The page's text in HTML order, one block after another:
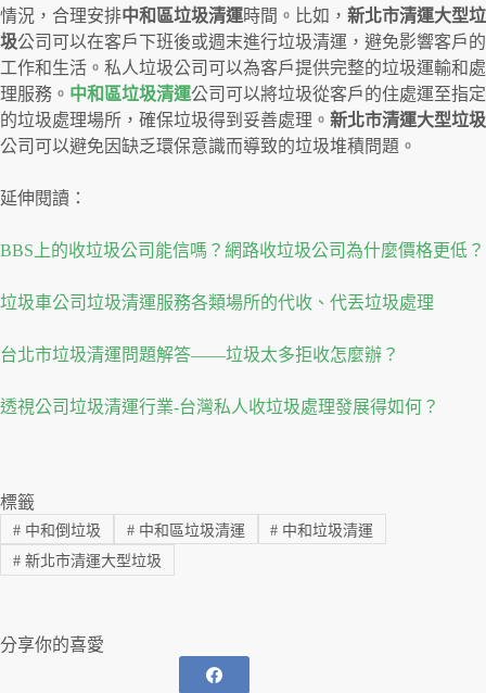
情況，合理安排中和區垃圾清運時間。比如， 新北市清運大型垃
圾公司可以在客戶下班後或週末進行垃圾清運，避免影響客戶的
工作和生活。私人垃圾公司可以為客戶提供完整的垃圾運輸和處
理服務。 中和區垃圾清運公司可以將垃圾從客戶的住處運至指定
的垃圾處理場所，確保垃圾得到妥善處理。 新北市清運大型垃圾
公司可以避免因缺乏環保意識而導致的垃圾堆積問題。
延伸閱讀：
BBS上的收垃圾公司能信嗎？網路收垃圾公司為什麼價格更低？
垃圾車公司垃圾清運服務各類場所的代收、代丟垃圾處理
台北市垃圾清運問題解答——垃圾太多拒收怎麼辦？
透視公司垃圾清運行業-台灣私人收垃圾處理發展得如何？
標籤
#中和倒垃圾 #中和區垃圾清運 # 中和垃圾清運
#新北市清運大型垃圾
分享你的喜愛